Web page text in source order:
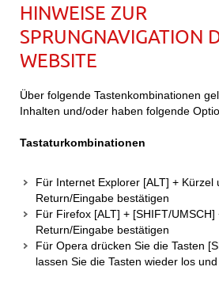
HINWEISE ZUR
SPRUNGNAVIGATION
WEBSITE
Über folgende Tastenkombinationen
Inhalten und/oder haben folgende
Tastaturkombinationen
Für Internet Explorer [ALT] + Kürzel
Return/Eingabe bestätigen
Für Firefox [ALT] + [SHIFT/
Return/Eingabe bestätigen
Für Opera drücken Sie die Tasten
lassen Sie die Tasten wieder los